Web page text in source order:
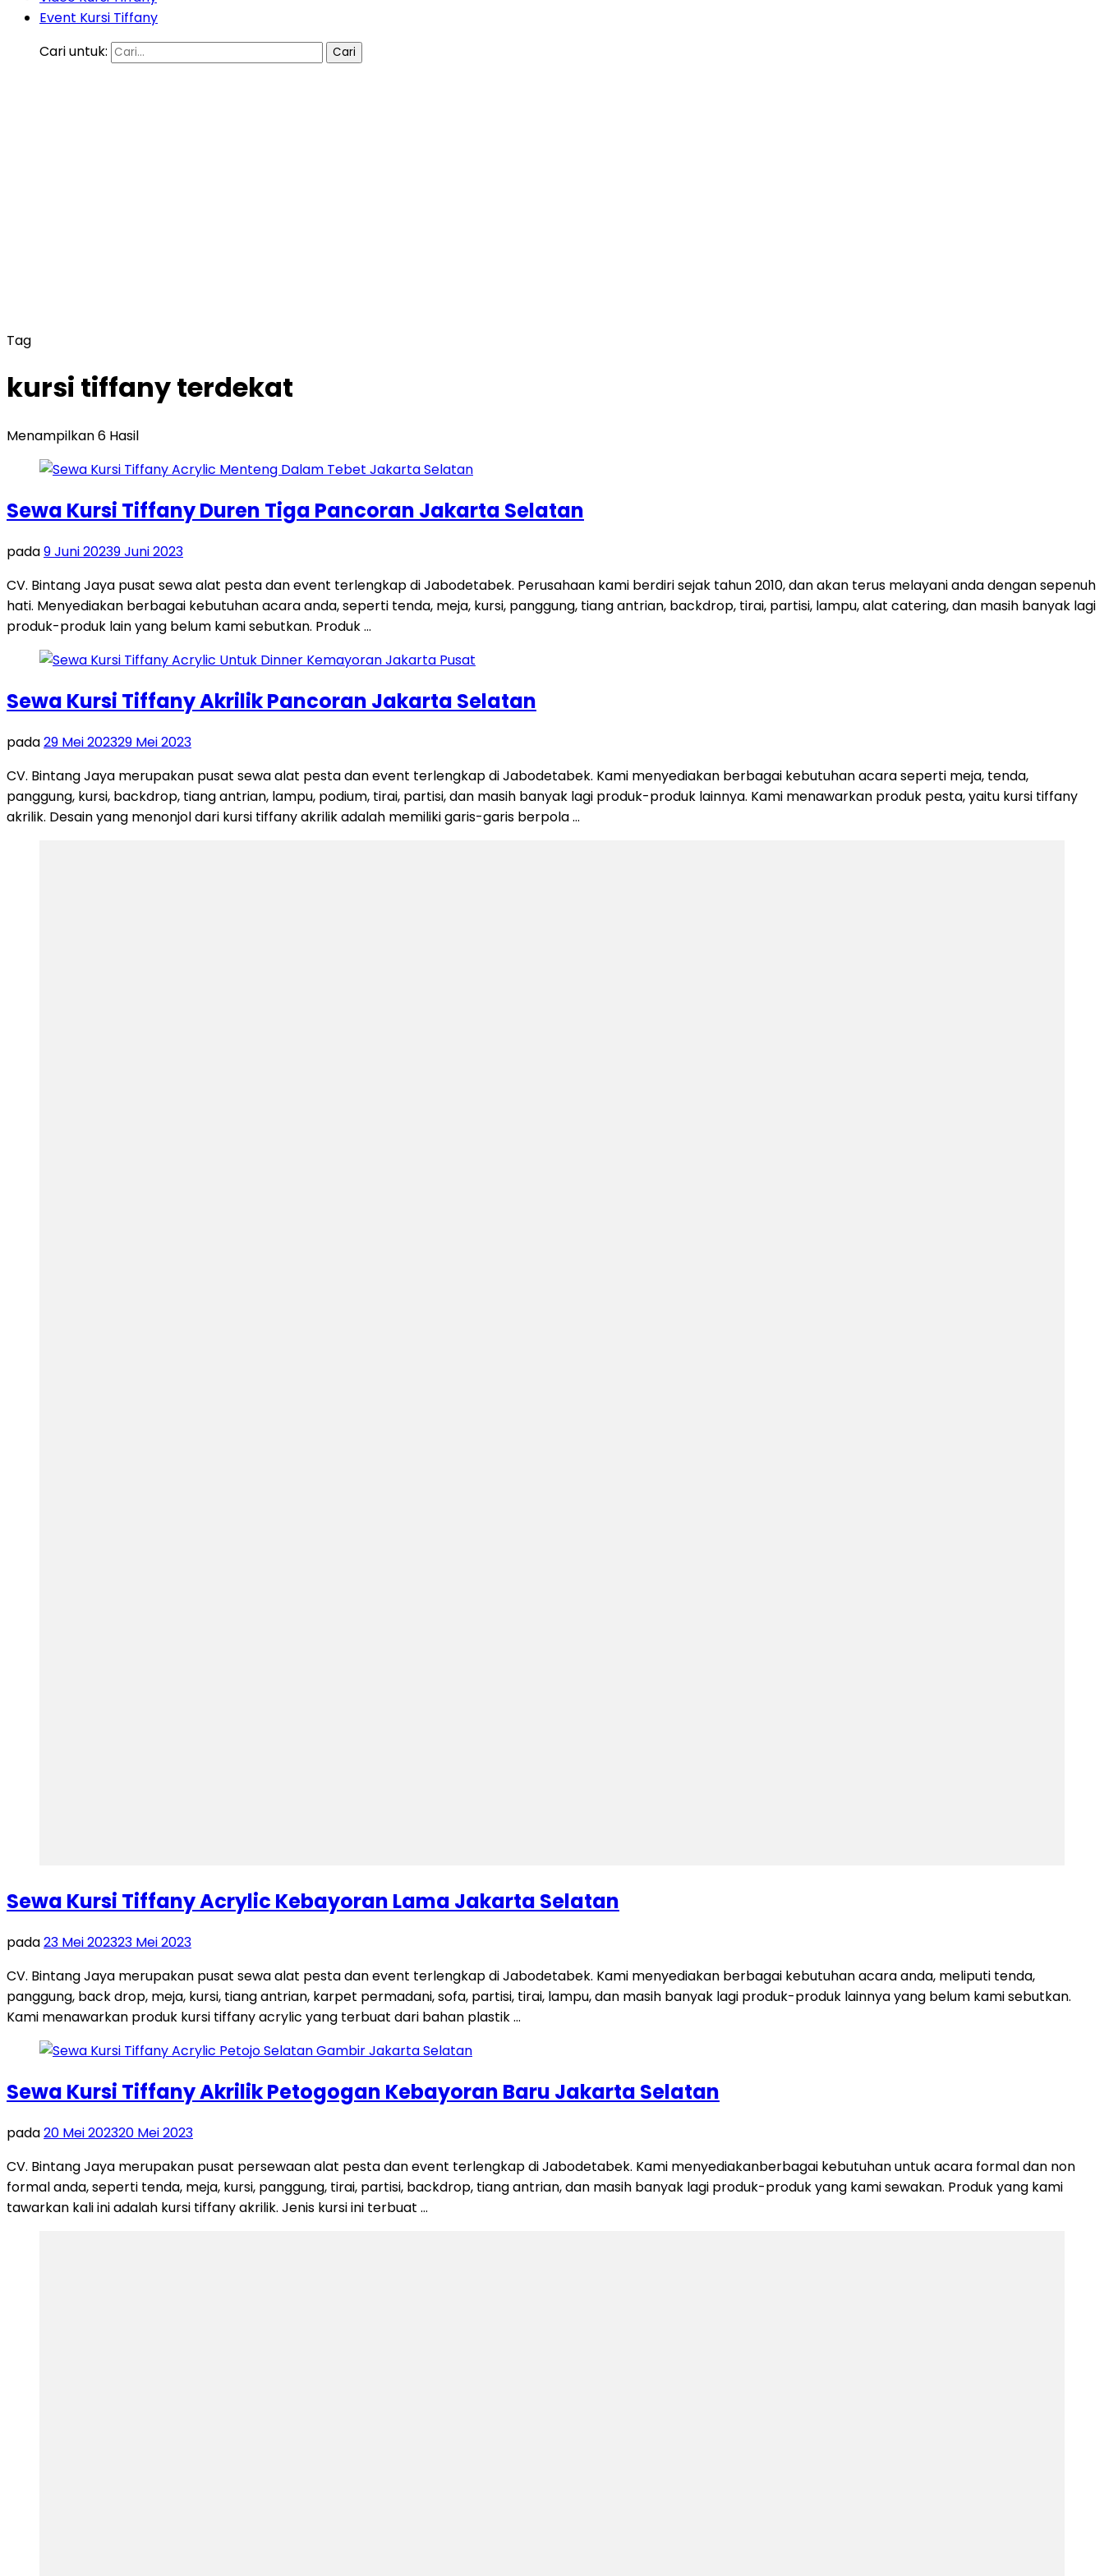
Event Kursi Tiffany
Cari untuk:
Tag
kursi tiffany terdekat
Menampilkan 6 Hasil
Sewa Kursi Tiffany Duren Tiga Pancoran Jakarta Selatan
pada9 Juni 20239 Juni 2023
CV. Bintang Jaya pusat sewa alat pesta dan event terlengkap di Jabodetabek. Perusahaan kami berdiri sejak tahun 2010, dan akan terus melayani anda dengan sepenuh
hati. Menyediakan berbagai kebutuhan acara anda, seperti tenda, meja, kursi, panggung, tiang antrian, backdrop, tirai, partisi, lampu, alat catering, dan masih banyak lagi
produk-produk lain yang belum kami sebutkan. Produk …
Sewa Kursi Tiffany Akrilik Pancoran Jakarta Selatan
pada29 Mei 202329 Mei 2023
CV. Bintang Jaya merupakan pusat sewa alat pesta dan event terlengkap di Jabodetabek. Kami menyediakan berbagai kebutuhan acara seperti meja, tenda,
panggung, kursi, backdrop, tiang antrian, lampu, podium, tirai, partisi, dan masih banyak lagi produk-produk lainnya. Kami menawarkan produk pesta, yaitu kursi tiffany
akrilik. Desain yang menonjol dari kursi tiffany akrilik adalah memiliki garis-garis berpola …
Sewa Kursi Tiffany Acrylic Kebayoran Lama Jakarta Selatan
pada23 Mei 202323 Mei 2023
CV. Bintang Jaya merupakan pusat sewa alat pesta dan event terlengkap di Jabodetabek. Kami menyediakan berbagai kebutuhan acara anda, meliputi tenda,
panggung, back drop, meja, kursi, tiang antrian, karpet permadani, sofa, partisi, tirai, lampu, dan masih banyak lagi produk-produk lainnya yang belum kami sebutkan.
Kami menawarkan produk kursi tiffany acrylic yang terbuat dari bahan plastik …
Sewa Kursi Tiffany Akrilik Petogogan Kebayoran Baru Jakarta Selatan
pada20 Mei 202320 Mei 2023
CV. Bintang Jaya merupakan pusat persewaan alat pesta dan event terlengkap di Jabodetabek. Kami menyediakanberbagai kebutuhan untuk acara formal dan non
formal anda, seperti tenda, meja, kursi, panggung, tirai, partisi, backdrop, tiang antrian, dan masih banyak lagi produk-produk yang kami sewakan. Produk yang kami
tawarkan kali ini adalah kursi tiffany akrilik. Jenis kursi ini terbuat …